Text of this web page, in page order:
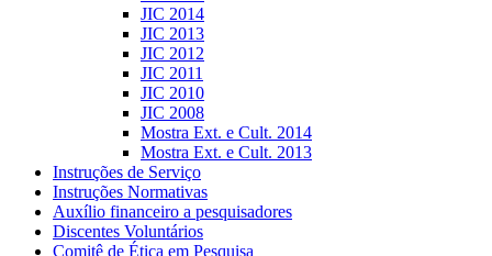
JIC 2014
JIC 2013
JIC 2012
JIC 2011
JIC 2010
JIC 2008
Mostra Ext. e Cult. 2014
Mostra Ext. e Cult. 2013
Instruções de Serviço
Instruções Normativas
Auxílio financeiro a pesquisadores
Discentes Voluntários
Comitê de Ética em Pesquisa